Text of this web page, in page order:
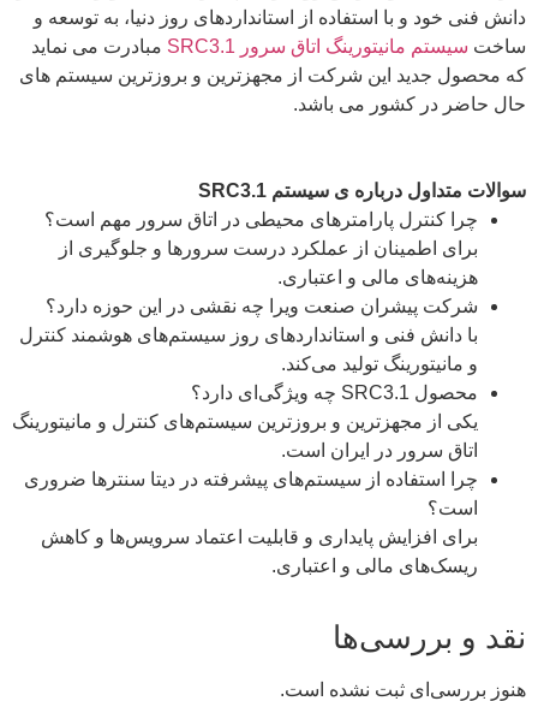
دانش فنی خود و با استفاده از استانداردهای روز دنیا، به توسعه و
ساخت سیستم مانیتورینگ اتاق سرور SRC3.1
مبادرت می نماید
که محصول جدید این شرکت از مجهزترین و بروزترین سیستم های
حال حاضر در کشور می باشد.
سوالات متداول درباره ی سیستم SRC3.1
چرا کنترل پارامترهای محیطی در اتاق سرور مهم است؟
برای اطمینان از عملکرد درست سرورها و جلوگیری از
هزینه‌های مالی و اعتباری.
شرکت پیشران صنعت ویرا چه نقشی در این حوزه دارد؟
با دانش فنی و استانداردهای روز سیستم‌های هوشمند کنترل
و مانیتورینگ تولید می‌کند.
محصول SRC3.1 چه ویژگی‌ای دارد؟
یکی از مجهزترین و بروزترین سیستم‌های کنترل و مانیتورینگ
اتاق سرور در ایران است.
چرا استفاده از سیستم‌های پیشرفته در دیتا سنترها ضروری
است؟
برای افزایش پایداری و قابلیت اعتماد سرویس‌ها و کاهش
ریسک‌های مالی و اعتباری.
نقد و بررسی‌ها
هنوز بررسی‌ای ثبت نشده است.